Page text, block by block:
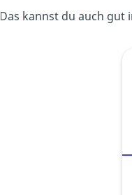
Das kannst du auch gut